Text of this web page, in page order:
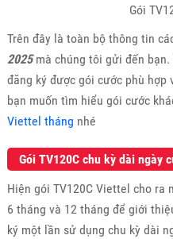
Gói
Trên đây là toàn bộ thông tin
2025mà chúng tôi gửi đến bạn.
đăng ký được gói cước phù hợp
bạn muốn tìm hiểu gói cước
Viettel tháng nhé
Gói TV120C chu kỳ dài ngày
Hiện gói TV120C Viettel cho ra
6 tháng và 12 tháng để giới
ký một lần sử dụng chu kỳ dài